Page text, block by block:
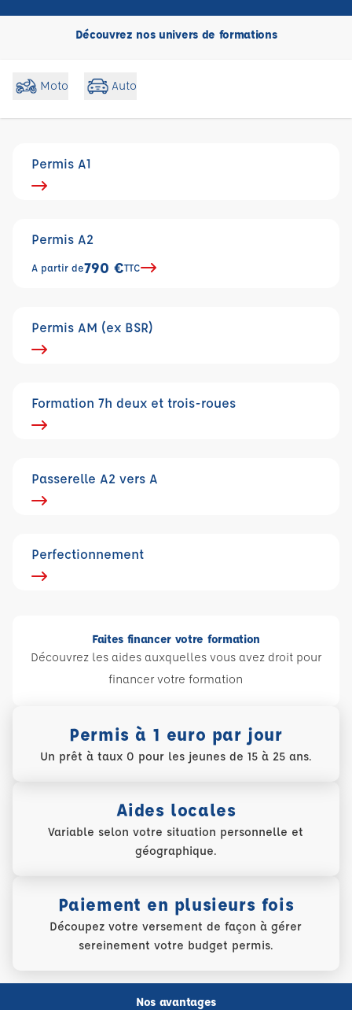
Découvrez nos univers de formations
Moto Auto
Permis A1
Permis A2
A partir de790 €TTC
Permis AM (ex BSR)
Formation 7h deux et trois-roues
Passerelle A2 vers A
Perfectionnement
Faites financer votre formation
Découvrez les aides auxquelles vous avez droit pour
financer votre formation
Permis à 1 euro par jour
Un prêt à taux 0 pour les jeunes de 15 à 25 ans.
Aides locales
Variable selon votre situation personnelle et
géographique.
Paiement en plusieurs fois
Découpez votre versement de façon à gérer
sereinement votre budget permis.
Nos avantages